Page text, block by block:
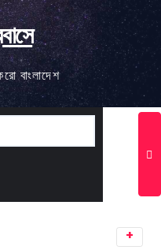
বাংলাদেশ